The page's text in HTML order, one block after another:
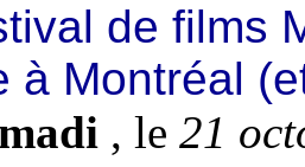
de films
à Montréal
, le 21